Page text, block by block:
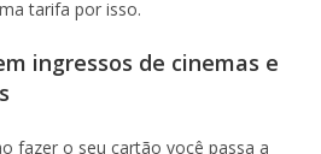
tarifa por isso.
ingressos de cinemas e
fazer o seu cartão você passa a